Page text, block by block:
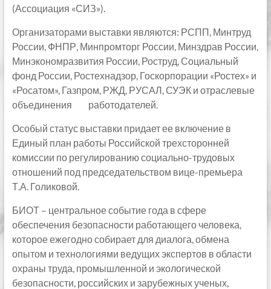
(Ассоциация «СИЗ»).
Организаторами выставки являются: РСПП, Минтруд
России, ФНПР, Минпромторг России, Минздрав России,
Минэкономразвития России, Роструд, Социальный
фонд России, Ростехнадзор, Госкорпорации «Ростех» и
«Росатом», Газпром, РЖД, РУСАЛ, СУЭК и отраслевые
объединения работодателей.
Особый статус выставки придает ее включение в
Единый план работы Российской трехсторонней
комиссии по регулированию социально-трудовых
отношений под председательством вице-премьера
Т.А. Голиковой.
БИОТ – центральное событие года в сфере
обеспечения безопасности работающего человека,
которое ежегодно собирает для диалога, обмена
опытом и технологиями ведущих экспертов в области
охраны труда, промышленной и экологической
безопасности, российских и зарубежных ученых,